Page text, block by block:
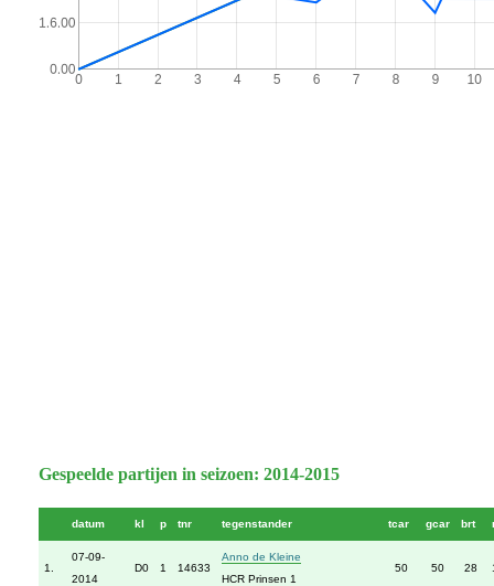
Gespeelde partijen in seizoen: 2014-2015
datum kl p tnr tegenstander tcar gcar brt
1.
07-09-
2014
D0 1 14633
Anno de Kleine
HCR Prinsen 1
50 50 28